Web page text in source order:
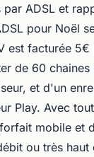
ADSL et
pour Noël
est facturée 5€
de 60
et d'un
Play. Avec
mobile et
ou très haut